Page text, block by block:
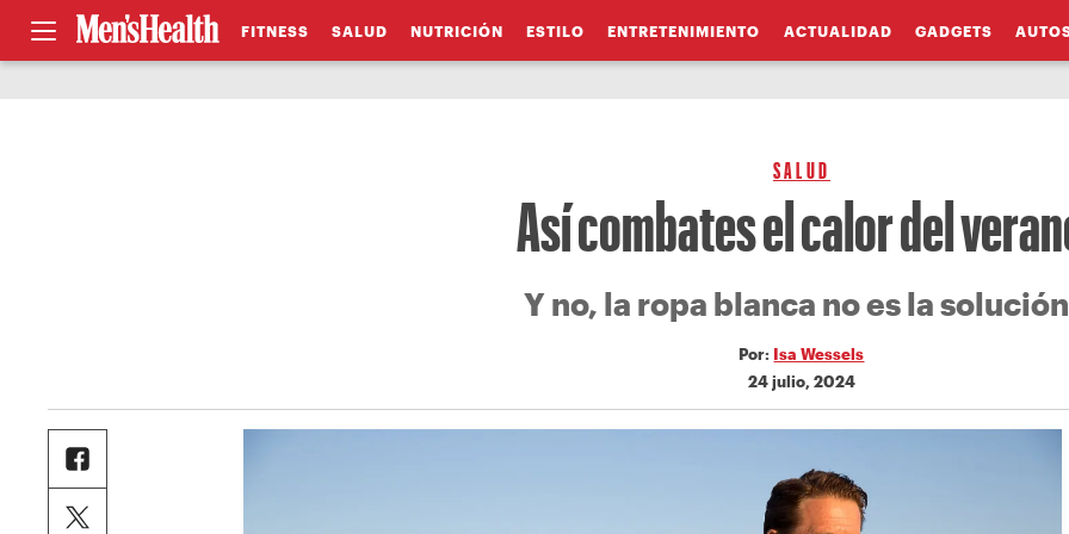
FITNESS SALUD NUTRICIÓN ESTILO ENTRETENIMIENTO ACTUALIDAD GADGETS
SALUD
Así combates el calor del
Y no, la ropa blanca no es la
Por: Isa Wessels
24 julio, 2024